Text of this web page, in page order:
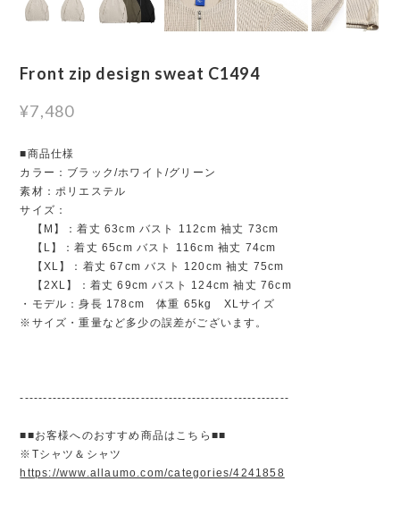
Front zip design sweat C1494
¥7,480
■商品仕様
カラー：ブラック/ホワイト/グリーン
素材：ポリエステル
サイズ：
【M】：着丈 63cm バスト 112cm 袖丈 73cm
【L】：着丈 65cm バスト 116cm 袖丈 74cm
【XL】：着丈 67cm バスト 120cm 袖丈 75cm
【2XL】：着丈 69cm バスト 124cm 袖丈 76cm
・モデル：身長 178cm 体重 65kg XLサイズ
※サイズ・重量など多少の誤差がございます。
----------------------------------------------------------
■■お客様へのおすすめ商品はこちら■■
※Tシャツ＆シャツ
https://www.allaumo.com/categories/4241858